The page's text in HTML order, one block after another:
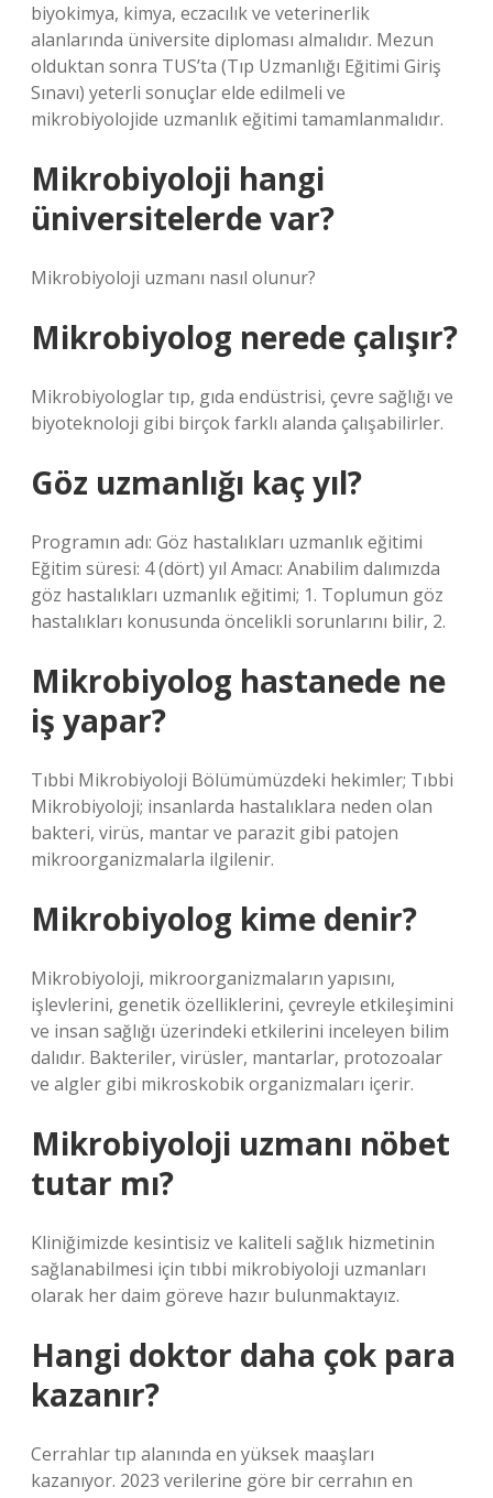
biyokimya, kimya, eczacılık ve veterinerlik
alanlarında üniversite diploması almalıdır. Mezun
olduktan sonra TUS’ta (Tıp Uzmanlığı Eğitimi Giriş
Sınavı) yeterli sonuçlar elde edilmeli ve
mikrobiyolojide uzmanlık eğitimi tamamlanmalıdır.
Mikrobiyoloji hangi
üniversitelerde var?
Mikrobiyoloji uzmanı nasıl olunur?
Mikrobiyolog nerede çalışır?
Mikrobiyologlar tıp, gıda endüstrisi, çevre sağlığı ve
biyoteknoloji gibi birçok farklı alanda çalışabilirler.
Göz uzmanlığı kaç yıl?
Programın adı: Göz hastalıkları uzmanlık eğitimi
Eğitim süresi: 4 (dört) yıl Amacı: Anabilim dalımızda
göz hastalıkları uzmanlık eğitimi; 1. Toplumun göz
hastalıkları konusunda öncelikli sorunlarını bilir, 2.
Mikrobiyolog hastanede ne
iş yapar?
Tıbbi Mikrobiyoloji Bölümümüzdeki hekimler; Tıbbi
Mikrobiyoloji; insanlarda hastalıklara neden olan
bakteri, virüs, mantar ve parazit gibi patojen
mikroorganizmalarla ilgilenir.
Mikrobiyolog kime denir?
Mikrobiyoloji, mikroorganizmaların yapısını,
işlevlerini, genetik özelliklerini, çevreyle etkileşimini
ve insan sağlığı üzerindeki etkilerini inceleyen bilim
dalıdır. Bakteriler, virüsler, mantarlar, protozoalar
ve algler gibi mikroskobik organizmaları içerir.
Mikrobiyoloji uzmanı nöbet
tutar mı?
Kliniğimizde kesintisiz ve kaliteli sağlık hizmetinin
sağlanabilmesi için tıbbi mikrobiyoloji uzmanları
olarak her daim göreve hazır bulunmaktayız.
Hangi doktor daha çok para
kazanır?
Cerrahlar tıp alanında en yüksek maaşları
kazanıyor. 2023 verilerine göre bir cerrahın en